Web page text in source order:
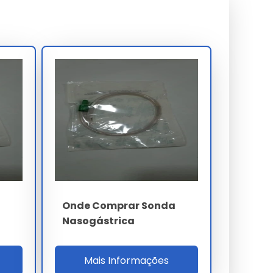
Onde Comprar Sonda
Nasogástrica
Mais Informações